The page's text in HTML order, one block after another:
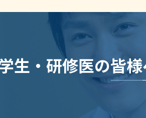
生・研修医の皆